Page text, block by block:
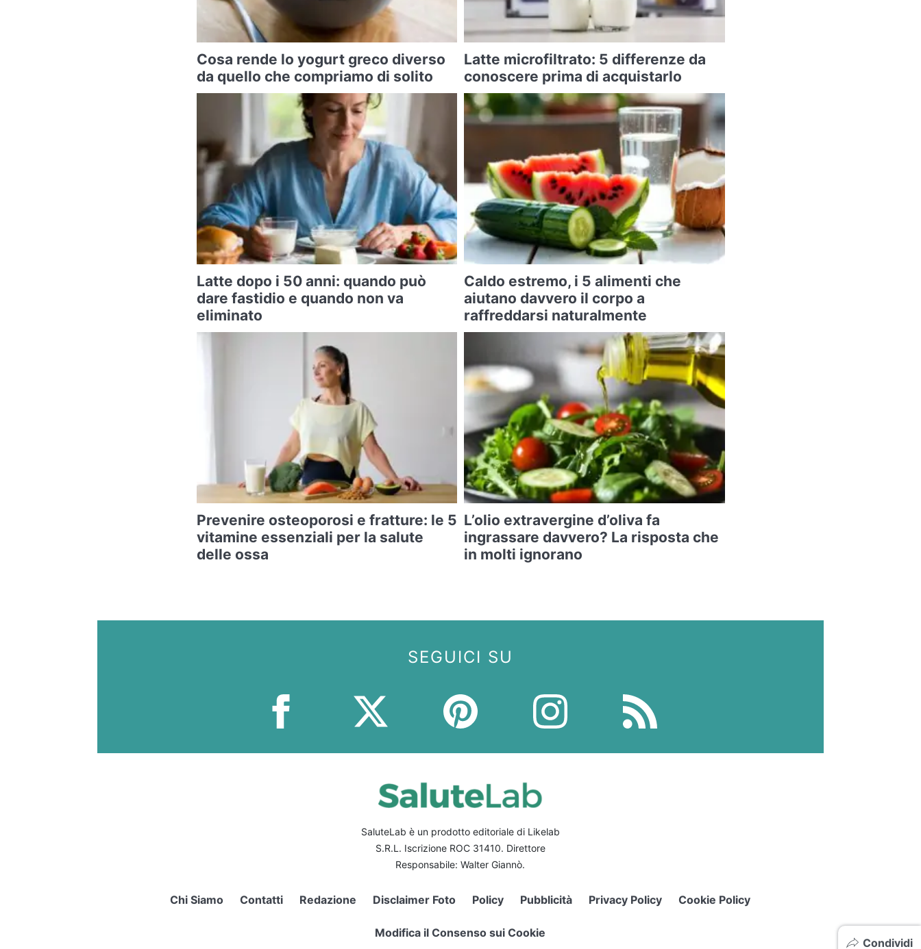
Condividi
Cosa rende lo yogurt greco diverso
da quello che compriamo di solito
Latte microfiltrato: 5 differenze da
conoscere prima di acquistarlo
Latte dopo i 50 anni: quando può
dare fastidio e quando non va
eliminato
Caldo estremo, i 5 alimenti che
aiutano davvero il corpo a
raffreddarsi naturalmente
Prevenire osteoporosi e fratture: le 5
vitamine essenziali per la salute
delle ossa
L’olio extravergine d’oliva fa
ingrassare davvero? La risposta che
in molti ignorano
SEGUICI SU
SaluteLab è un prodotto editoriale di Likelab
S.R.L. Iscrizione ROC 31410. Direttore
Responsabile: Walter Giannò.
Chi Siamo Contatti Redazione Disclaimer Foto Policy Pubblicità Privacy Policy Cookie Policy
Modifica il Consenso sui Cookie